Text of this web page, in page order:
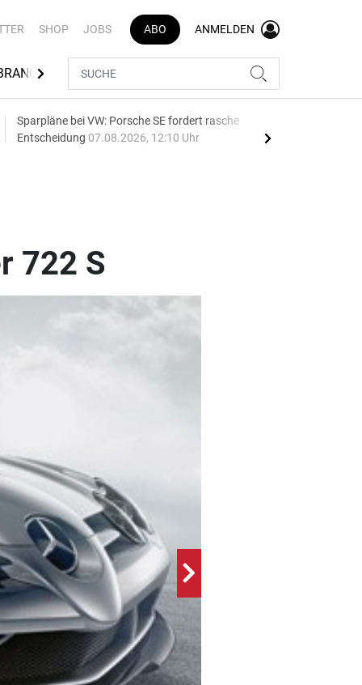
SHOP JOBS ABO ANMELDEN
Sparpläne bei VW: Porsche SE fordert rasche
Entscheidung 07.08.2026, 12:10 Uhr
722 S